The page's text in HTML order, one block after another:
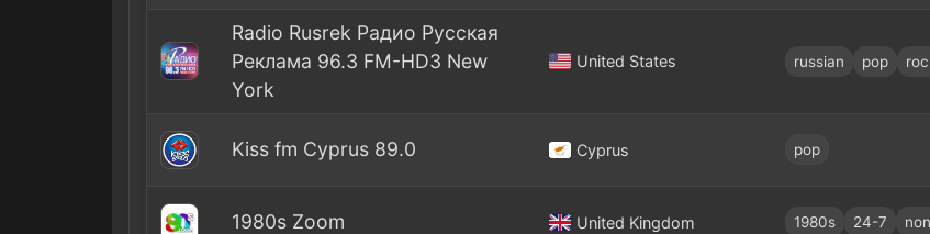
Radio Rusrek Радио Русская
Реклама 96.3 FM-HD3 New
York
United States russian pop
Kiss fm Cyprus 89.0 Cyprus pop
1980s Zoom United Kingdom 1980s 24-7